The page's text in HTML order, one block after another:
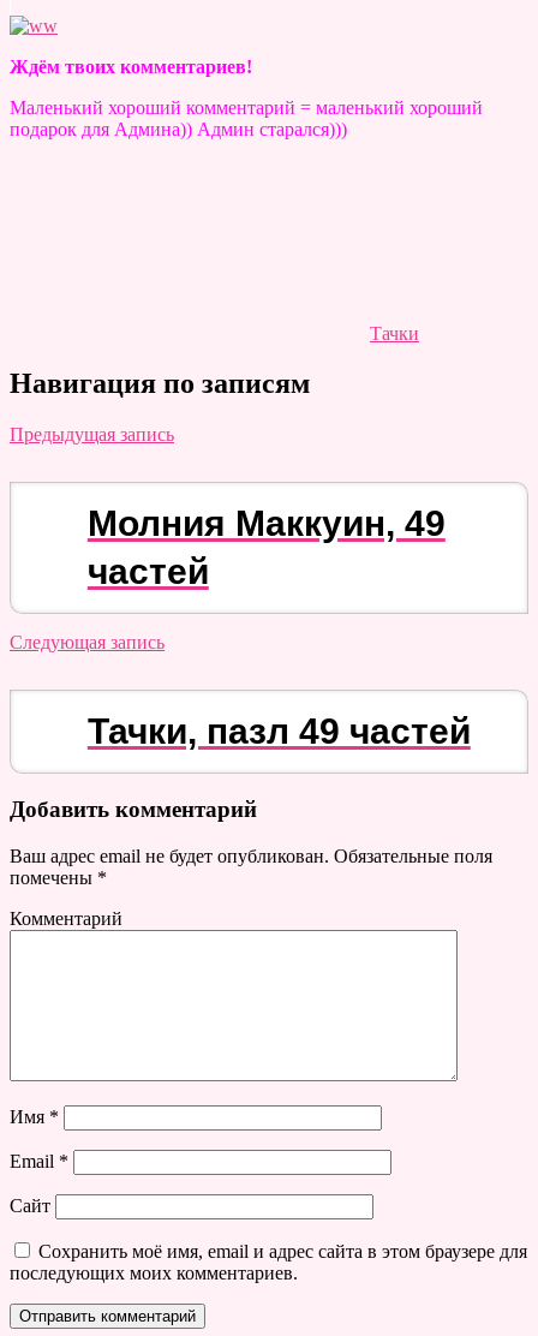
Ждём твоих комментариев!
Маленький хороший комментарий = маленький хороший
подарок для Админа)) Админ старался)))
Тачки
Навигация по записям
Предыдущая запись
Молния Маккуин, 49
частей
Следующая запись
Тачки, пазл 49 частей
Добавить комментарий
Ваш адрес email не будет опубликован. Обязательные поля
помечены *
Комментарий
Имя *
Email *
Сайт
Сохранить моё имя, email и адрес сайта в этом браузере для
последующих моих комментариев.